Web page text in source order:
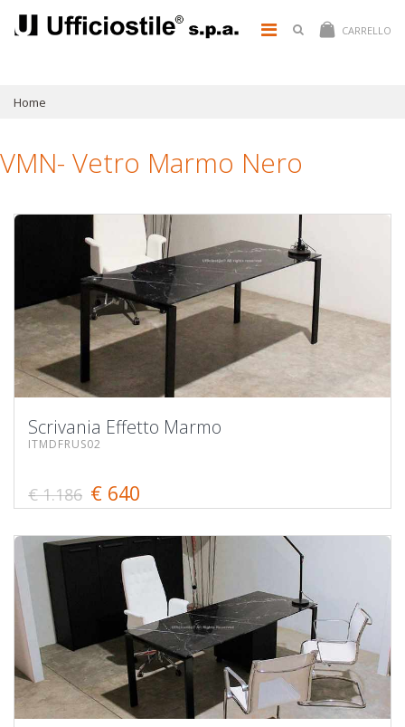
CARRELLO
Home
VMN- Vetro Marmo Nero
Scrivania Effetto Marmo
ITMDFRUS02
€ 1.186 € 640